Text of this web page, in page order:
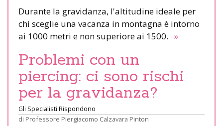
Durante la gravidanza, l'altitudine ideale per
chi sceglie una vacanza in montagna è intorno
ai 1000 metri e non superiore ai 1500. »
Problemi con un
piercing: ci sono rischi
per la gravidanza?
Gli Specialisti Rispondono
di Professore Piergiacomo Calzavara Pinton